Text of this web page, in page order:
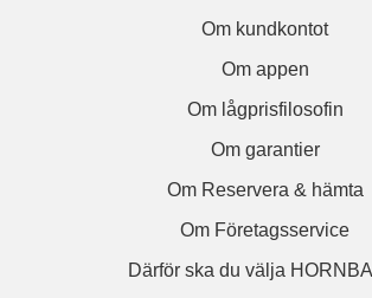
Om kundkontot
Om appen
Om lågprisfilosofin
Om garantier
Om Reservera & hämta
Om Företagsservice
Därför ska du välja